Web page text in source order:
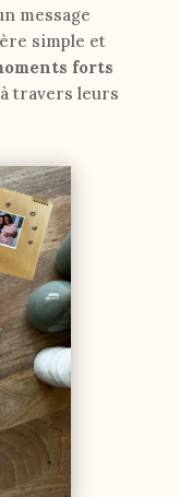
message
simple et
forts
travers leurs